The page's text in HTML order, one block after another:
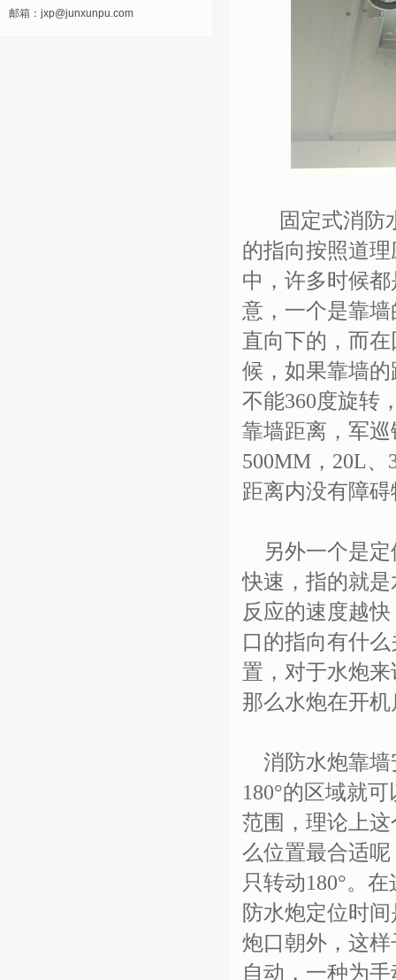
邮箱：jxp@junxunpu.com
固定式消防水
的指向按照道
中，许多时候
意，一个是靠
直向下的，而
候，如果靠墙
不能360度旋转
靠墙距离，军
500MM，20L
距离内没有障
另外一个是定
快速，指的就
反应的速度越
口的指向有什
置，对于水炮
那么水炮在开
消防水炮靠墙
180°的区域就
范围，理论上
么位置最合适
只转动180°。
防水炮定位时
炮口朝外，这
自动，一种为